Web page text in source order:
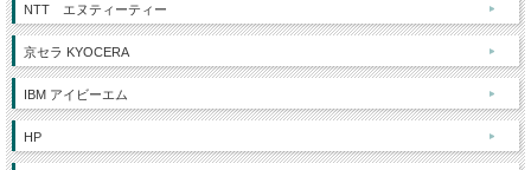
NTT エヌティーティー
京セラ KYOCERA
IBM アイビーエム
HP